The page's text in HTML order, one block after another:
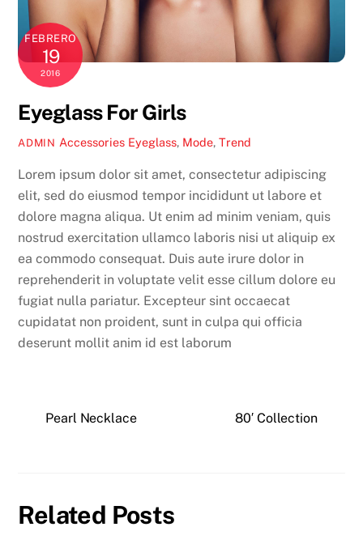
FEBRERO
19
2016
Eyeglass For Girls
ADMIN Accessories Eyeglass, Mode, Trend
Lorem ipsum dolor sit amet, consectetur adipiscing
elit, sed do eiusmod tempor incididunt ut labore et
dolore magna aliqua. Ut enim ad minim veniam, quis
nostrud exercitation ullamco laboris nisi ut aliquip ex
ea commodo consequat. Duis aute irure dolor in
reprehenderit in voluptate velit esse cillum dolore eu
fugiat nulla pariatur. Excepteur sint occaecat
cupidatat non proident, sunt in culpa qui officia
deserunt mollit anim id est laborum
Pearl Necklace 80′ Collection
Related Posts